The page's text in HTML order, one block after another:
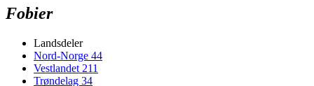
Fobier
Landsdeler
Nord-Norge 44
Vestlandet 211
Trøndelag 34